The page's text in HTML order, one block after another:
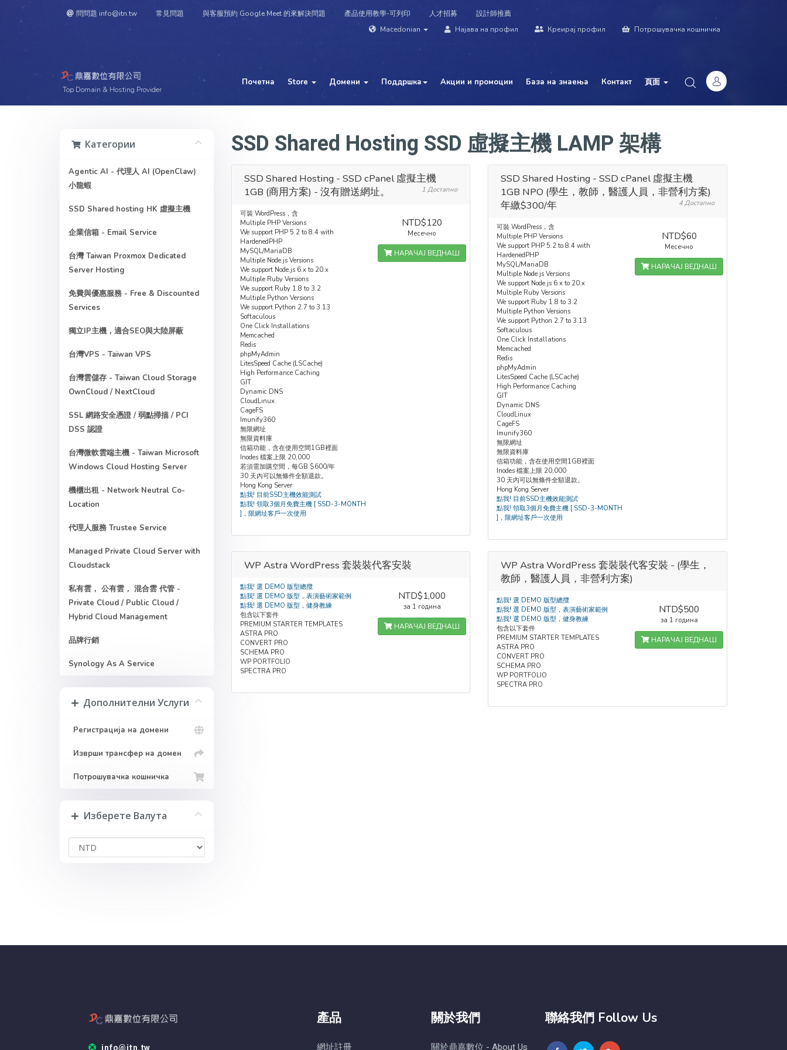
問問題 info@itn.tw 常見問題 與客服預約 Google Meet 的來解決問題 產品使用教學-可列印 人才招募
設計師推薦
Macedonian
Најава на профил Креирај профил Потрошувачка кошничка
Top Domain & Hosting Provider
Почетна Store Домени Поддршка Акции и промоции База на знаења Контакт 頁面
Категории
Agentic AI - 代理人 AI (OpenClaw)
小龍蝦
SSD Shared hosting HK 虛擬主機
企業信箱 - Email Service
台灣 Taiwan Proxmox Dedicated
Server Hosting
免費與優惠服務 - Free & Discounted
Services
獨立IP主機，適合SEO與大陸屏蔽
台灣VPS - Taiwan VPS
台灣雲儲存 - Taiwan Cloud Storage
OwnCloud / NextCloud
SSL 網路安全憑證 / 弱點掃描 / PCI
DSS 認證
台灣微軟雲端主機 - Taiwan Microsoft
Windows Cloud Hosting Server
機櫃出租 - Network Neutral Co-
Location
代理人服務 Trustee Service
Managed Private Cloud Server with
Cloudstack
私有雲， 公有雲， 混合雲 代管 -
Private Cloud / Public Cloud /
Hybrid Cloud Management
品牌行銷
Synology As A Service
Дополнителни Услуги
Регистрација на домени
Изврши трансфер на домен
Потрошувачка кошничка
Изберете Валута
SSD Shared Hosting SSD 虛擬主機 LAMP 架構
SSD Shared Hosting - SSD cPanel 虛擬主機
1GB (商用方案) - 沒有贈送網址。
1 Достапно
可裝 WordPress，含
Multiple PHP Versions
We support PHP 5.2 to 8.4 with
HardenedPHP
MySQL/MariaDB
Multiple Node.js Versions
We support Node.js 6.x to 20.x
Multiple Ruby Versions
We support Ruby 1.8 to 3.2
Multiple Python Versions
We support Python 2.7 to 3.13
Softaculous
One Click Installations
Memcached
Redis
phpMyAdmin
LitesSpeed Cache (LSCache)
High Performance Caching
GIT
Dynamic DNS
CloudLinux
CageFS
Imunify360
無限網址
無限資料庫
信箱功能，含在使用空間1GB裡面
Inodes 檔案上限 20,000
若須需加購空間，每GB $600/年
30 天內可以無條件全額退款。
Hong Kong Server
點我! 目前SSD主機效能測試
點我! 領取3個月免費主機 [ SSD-3-MONTH
]，限網址客戶一次使用
NTD$120
Месечно
НАРАЧАЈ ВЕДНАШ
SSD Shared Hosting - SSD cPanel 虛擬主機
1GB NPO (學生，教師，醫護人員，非營利方案)
年繳$300/年
4 Достапно
可裝 WordPress，含
Multiple PHP Versions
We support PHP 5.2 to 8.4 with
HardenedPHP
MySQL/MariaDB
Multiple Node.js Versions
We support Node.js 6.x to 20.x
Multiple Ruby Versions
We support Ruby 1.8 to 3.2
Multiple Python Versions
We support Python 2.7 to 3.13
Softaculous
One Click Installations
Memcached
Redis
phpMyAdmin
LitesSpeed Cache (LSCache)
High Performance Caching
GIT
Dynamic DNS
CloudLinux
CageFS
Imunify360
無限網址
無限資料庫
信箱功能，含在使用空間1GB裡面
Inodes 檔案上限 20,000
30 天內可以無條件全額退款。
Hong Kong Server
點我! 目前SSD主機效能測試
點我! 領取3個月免費主機 [ SSD-3-MONTH
]，限網址客戶一次使用
NTD$60
Месечно
НАРАЧАЈ ВЕДНАШ
WP Astra WordPress 套裝裝代客安裝
點我! 選 DEMO 版型總攬
點我! 選 DEMO 版型，表演藝術家範例
點我! 選 DEMO 版型，健身教練
包含以下套件
PREMIUM STARTER TEMPLATES
ASTRA PRO
CONVERT PRO
SCHEMA PRO
WP PORTFOLIO
SPECTRA PRO
NTD$1,000
за 1 година
НАРАЧАЈ ВЕДНАШ
WP Astra WordPress 套裝裝代客安裝 - (學生，
教師，醫護人員，非營利方案)
點我! 選 DEMO 版型總攬
點我! 選 DEMO 版型，表演藝術家範例
點我! 選 DEMO 版型，健身教練
包含以下套件
PREMIUM STARTER TEMPLATES
ASTRA PRO
CONVERT PRO
SCHEMA PRO
WP PORTFOLIO
SPECTRA PRO
NTD$500
за 1 година
НАРАЧАЈ ВЕДНАШ
產品
網址註冊
關於我們
關於鼎嘉數位 - About Us
聯絡我們 Follow Us